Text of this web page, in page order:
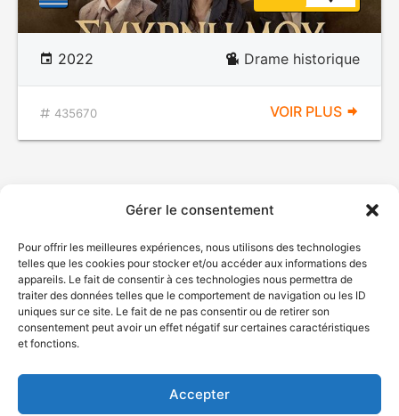
Gérer le consentement
Pour offrir les meilleures expériences, nous utilisons des technologies
telles que les cookies pour stocker et/ou accéder aux informations des
appareils. Le fait de consentir à ces technologies nous permettra de
traiter des données telles que le comportement de navigation ou les ID
uniques sur ce site. Le fait de ne pas consentir ou de retirer son
consentement peut avoir un effet négatif sur certaines caractéristiques
et fonctions.
Accepter
2022 Drame historique
435670 VOIR PLUS
© Gouvernement du Québec, 2026
Plan du site
Accessibilité